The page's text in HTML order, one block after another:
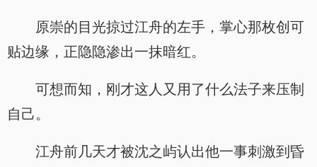
原崇的目光掠过江舟的左手，掌心那枚创可
贴边缘，正隐隐渗出一抹暗红。
可想而知，刚才这人又用了什么法子来压制
自己。
江舟前几天才被沈之屿认出他一事刺激到昏